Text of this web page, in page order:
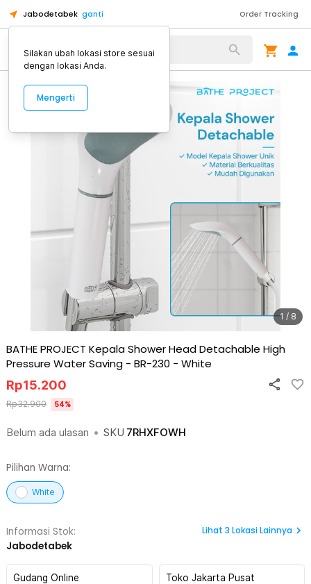
Jabodetabek ganti Order Tracking
Alat Kopi
1 / 8
BATHE PROJECT Kepala Shower Head Detachable High
Pressure Water Saving - BR-230 - White
Belum ada ulasan • SKU 7RHXFOWH
Rp15.200
Rp32.900 54%
Pilihan Warna:
White
Informasi Stok:
Jabodetabek
Lihat 3 Lokasi Lainnya
Gudang Online Toko Jakarta Pusat
Silakan ubah lokasi store sesuai
dengan lokasi Anda.
Mengerti